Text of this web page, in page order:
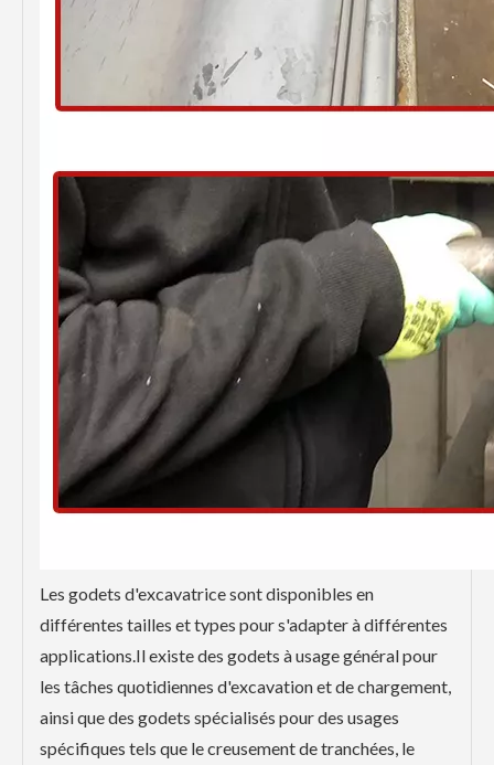
Les godets d'excavatrice sont disponibles en
différentes tailles et types pour s'adapter à différentes
applications.Il existe des godets à usage général pour
les tâches quotidiennes d'excavation et de chargement,
ainsi que des godets spécialisés pour des usages
spécifiques tels que le creusement de tranchées, le